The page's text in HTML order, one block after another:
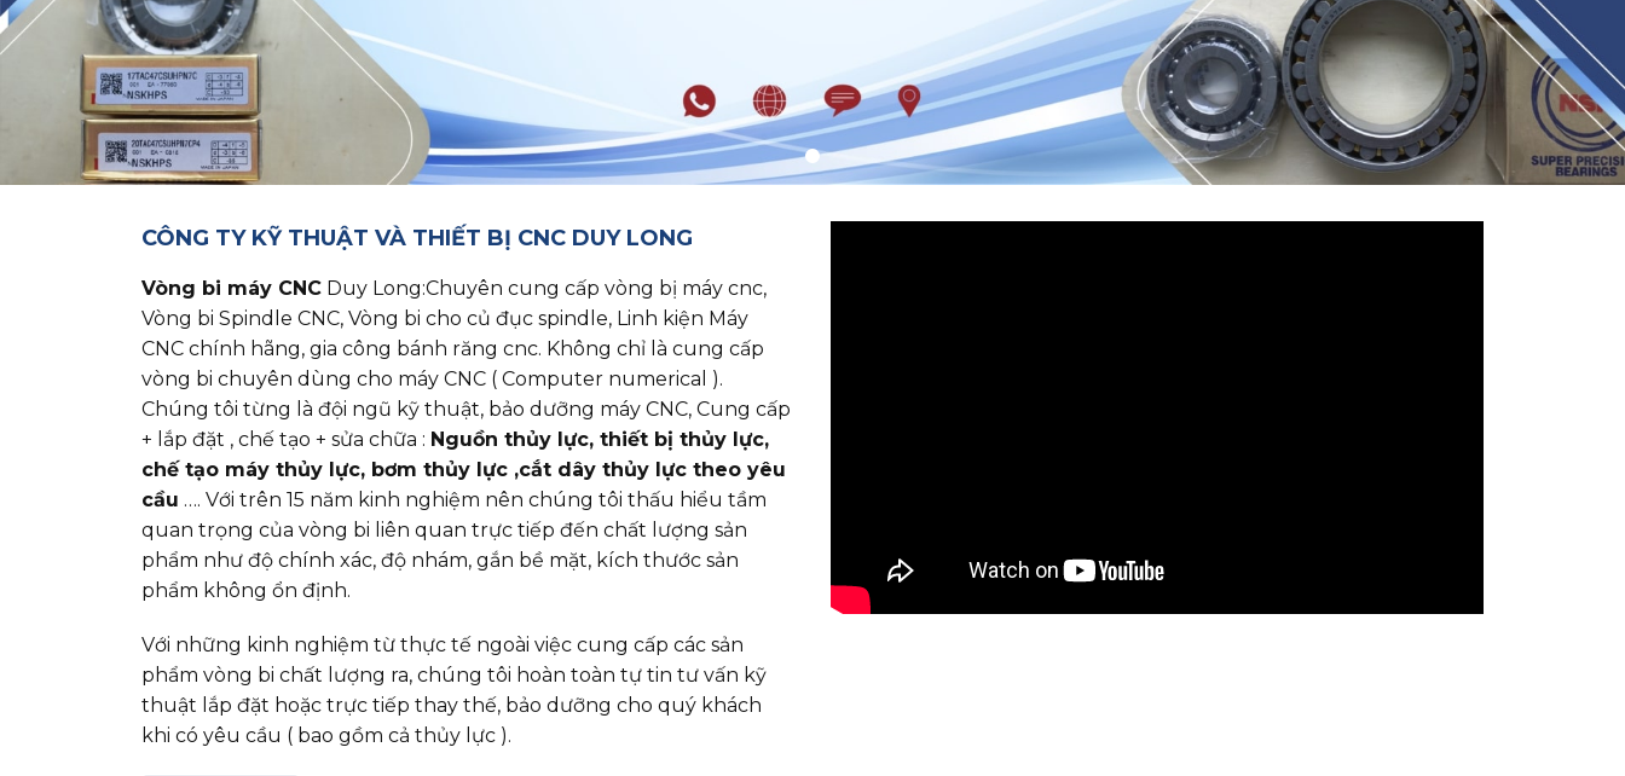
CÔNG TY KỸ THUẬT VÀ THIẾT BỊ CNC DUY LONG
Vòng bi máy CNC Duy Long:Chuyên cung cấp vòng bị máy cnc, ​​​​​​​
Vòng bi Spindle CNC, Vòng bi cho củ đục spindle, Linh kiện Máy
CNC chính hãng, gia công bánh răng cnc. Không chỉ là cung cấp
vòng bi chuyên dùng cho máy CNC ( Computer numerical ).
Chúng tôi từng là đội ngũ kỹ thuật, bảo dưỡng máy CNC, Cung cấp
+ lắp đặt , chế tạo + sửa chữa : Nguồn thủy lực, thiết bị thủy lực,
chế tạo máy thủy lực, bơm thủy lực ,cắt dây thủy lực theo yêu
cầu …. Với trên 15 năm kinh nghiệm nên chúng tôi thấu hiểu tầm
quan trọng của vòng bi liên quan trực tiếp đến chất lượng sản
phẩm như độ chính xác, độ nhám, gắn bề mặt, kích thước sản
phẩm không ổn định.
Với những kinh nghiệm từ thực tế ngoài việc cung cấp các sản
phẩm vòng bi chất lượng ra, chúng tôi hoàn toàn tự tin tư vấn kỹ
thuật lắp đặt hoặc trực tiếp thay thế, bảo dưỡng cho quý khách
khi có yêu cầu ( bao gồm cả thủy lực ).